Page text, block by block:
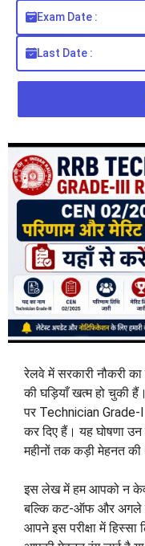
Exam Date :
Last Date :
रेलवे में सरकारी नौकरी
की घड़ियाँ खत्म हो चुकी
पर Technician Grade-
कर दिए हैं। यह घोषणा उन
महीनों तक कड़ी मेहनत की
इस लेख में हम आपको न
बल्कि कट-ऑफ और अगले
आपने इस परीक्षा में